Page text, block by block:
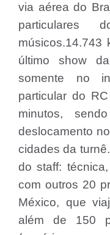
via aérea do
músicos.14.743
último show
somente no
particular do
minutos,
deslocamento
cidades da
do staff:
com outros 20
México, que
além de 150